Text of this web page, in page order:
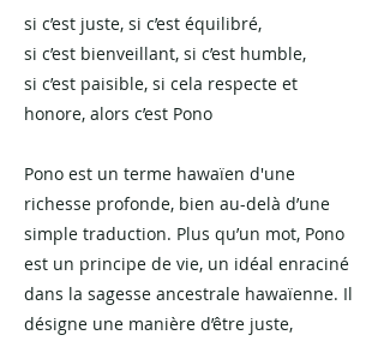
si c’est juste, si c’est équilibré,
si c’est bienveillant, si c’est humble,
si c’est paisible, si cela respecte et
honore, alors c’est Pono
Pono est un terme hawaïen d'une
richesse profonde, bien au-delà d’une
simple traduction. Plus qu’un mot, Pono
est un principe de vie, un idéal enraciné
dans la sagesse ancestrale hawaïenne. Il
désigne une manière d’être juste,